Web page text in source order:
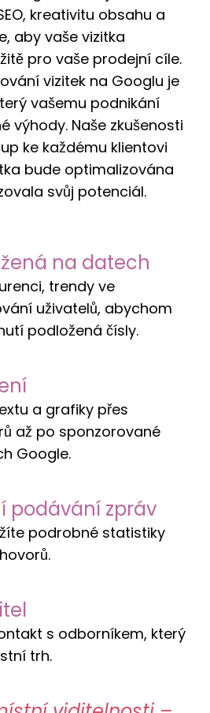
kreativitu obsahu a
aby vaše vizitka
pro vaše prodejní cíle.
vizitek na Googlu je
vašemu podnikání
výhody. Naše zkušenosti
ke každému klientovi
bude optimalizována
svůj potenciál.
na datech
trendy ve
uživatelů, abychom
podložená čísly.
a grafiky přes
až po sponzorované
Google.
podávání zpráv
podrobné statistiky
s odborníkem, který
trh.